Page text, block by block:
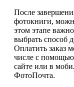
После
фотокниги,
этом этапе
выбрать способ
Оплатить заказ
числе с помощью
сайте или в
ФотоПочта.